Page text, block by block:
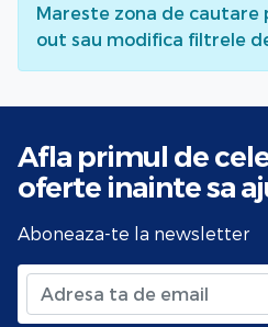
Mareste zona de cautare
out sau modifica filtrele
Afla primul de
oferte inainte sa
Aboneaza-te la newsletter